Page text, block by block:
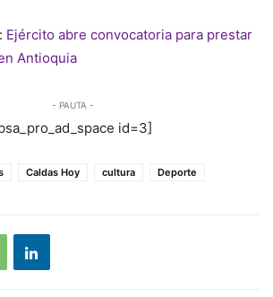
Ejército abre convocatoria para prestar
Antioquia
- PAUTA -
id=3]
Caldas Hoy cultura Deporte